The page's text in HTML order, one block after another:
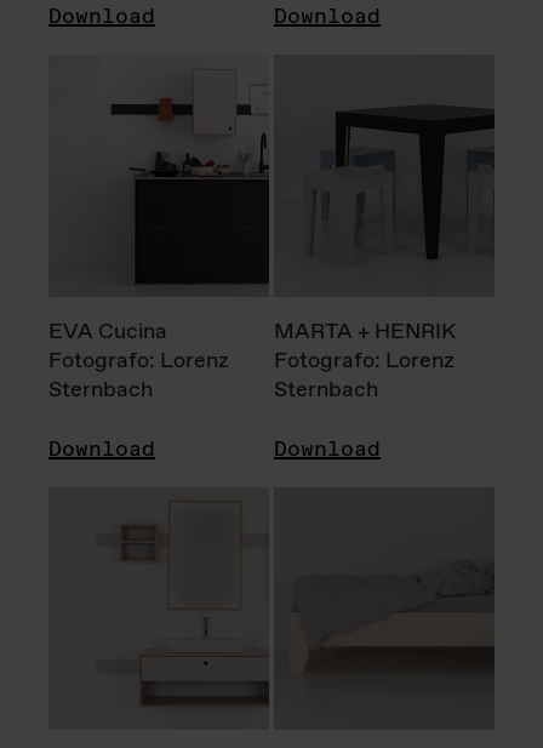
Download Download
EVA Cucina
Fotografo: Lorenz
Sternbach
Download
MARTA + HENRIK
Fotografo: Lorenz
Sternbach
Download